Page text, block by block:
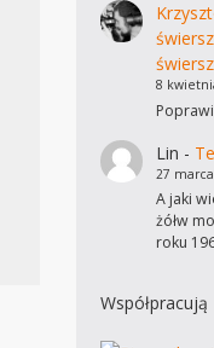
8
Lin -
27
A jaki
żółw
roku